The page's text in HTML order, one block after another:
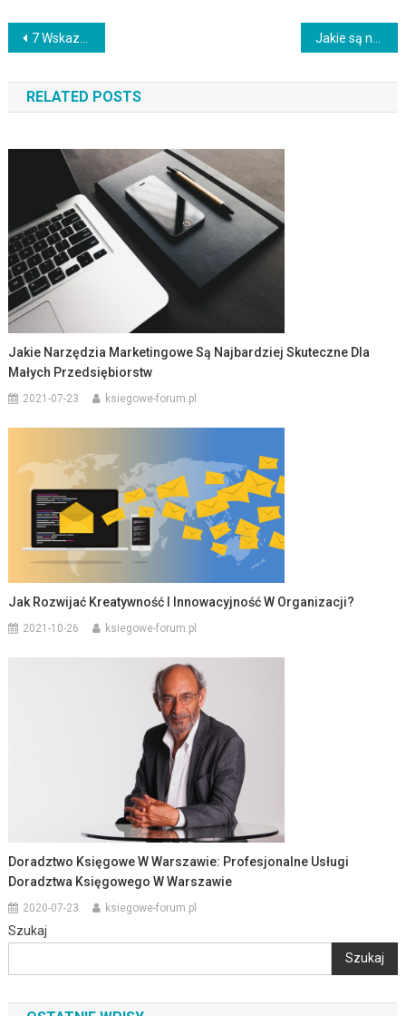
Nawigacja
wpisu
7 Wskazówek, które sprawią, że Twoja strona będzie bardziej interesująca i atrakcyjna dla odwiedzających
RELATED POSTS
Jakie Narzędzia Marketingowe Są Najbardziej Skuteczne Dla
Małych Przedsiębiorstw
2021-07-23 ksiegowe-forum.pl
Jak Rozwijać Kreatywność I Innowacyjność W Organizacji?
2021-10-26 ksiegowe-forum.pl
Doradztwo Księgowe W Warszawie: Profesjonalne Usługi
Doradztwa Księgowego W Warszawie
2020-07-23 ksiegowe-forum.pl
Szukaj
Szukaj